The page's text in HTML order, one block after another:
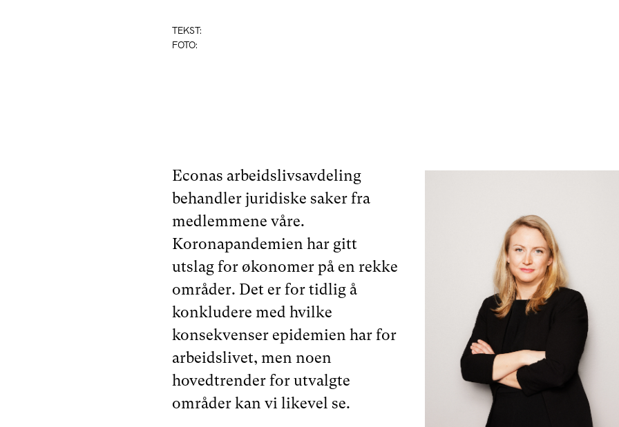
TEKST:
FOTO:
Econas arbeidslivsavdeling
behandler juridiske saker fra
medlemmene våre.
Koronapandemien har gitt
utslag for økonomer på en rekke
områder. Det er for tidlig å
konkludere med hvilke
konsekvenser epidemien har for
arbeidslivet, men noen
hovedtrender for utvalgte
områder kan vi likevel se.